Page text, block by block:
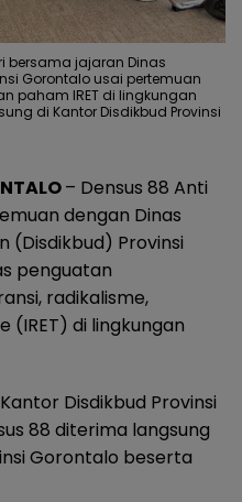
bersama jajaran Dinas
Gorontalo usai pertemuan
paham IRET di lingkungan
di Kantor Disdikbud Provinsi
– Densus 88 Anti
dengan Dinas
(Disdikbud) Provinsi
penguatan
radikalisme,
(IRET) di lingkungan
Disdikbud Provinsi
88 diterima langsung
Gorontalo beserta